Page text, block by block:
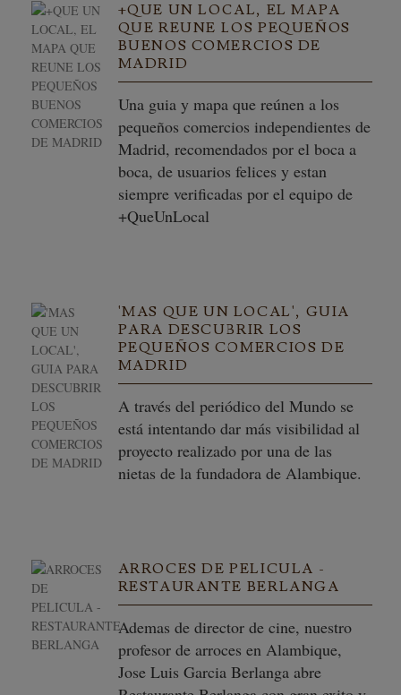
+QUE UN LOCAL, EL MAPA
QUE REUNE LOS PEQUEÑOS
BUENOS COMERCIOS DE
MADRID
Una guia y mapa que reúnen a los
pequeños comercios independientes de
Madrid, recomendados por el boca a
boca, de usuarios felices y estan
siempre verificadas por el equipo de
+QueUnLocal
'MAS QUE UN LOCAL', GUIA
PARA DESCUBRIR LOS
PEQUEÑOS COMERCIOS DE
MADRID
A través del periódico del Mundo se
está intentando dar más visibilidad al
proyecto realizado por una de las
nietas de la fundadora de Alambique.
ARROCES DE PELICULA -
RESTAURANTE BERLANGA
Ademas de director de cine, nuestro
profesor de arroces en Alambique,
Jose Luis Garcia Berlanga abre